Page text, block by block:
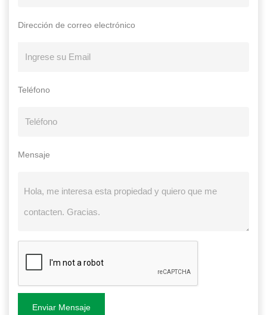
Dirección de correo electrónico
Teléfono
Mensaje
Enviar Mensaje